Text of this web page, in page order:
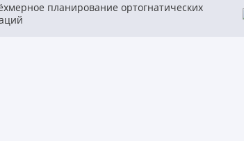
планирование ортогнатических